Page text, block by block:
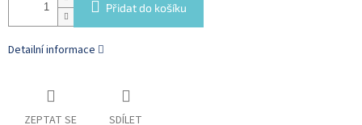
Přidat do košíku
Detailní informace
ZEPTAT SE SDÍLET